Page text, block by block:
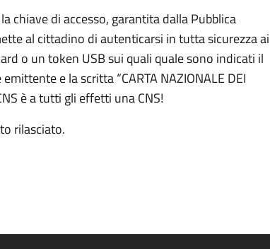
chiave di accesso, garantita dalla Pubblica
al cittadino di autenticarsi in tutta sicurezza ai
o un token USB sui quali quale sono indicati il
e la scritta “CARTA NAZIONALE DEI
è a tutti gli effetti una CNS!
rilasciato.